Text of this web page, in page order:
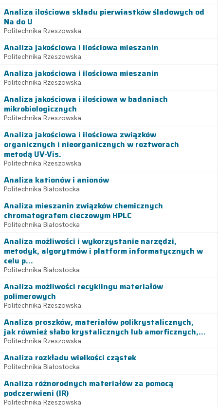
Analiza ilościowa składu pierwiastków śladowych od
Na do U
Politechnika Rzeszowska
Analiza jakościowa i ilościowa mieszanin
Politechnika Rzeszowska
Analiza jakościowa i ilościowa mieszanin
Politechnika Rzeszowska
Analiza jakościowa i ilościowa w badaniach
mikrobiologicznych
Politechnika Rzeszowska
Analiza jakościowa i ilościowa związków
organicznych i nieorganicznych w roztworach
metodą UV-Vis.
Politechnika Rzeszowska
Analiza kationów i anionów
Politechnika Białostocka
Analiza mieszanin związków chemicznych
chromatografem cieczowym HPLC
Politechnika Białostocka
Analiza możliwości i wykorzystanie narzędzi,
metodyk, algorytmów i platform informatycznych w
celu p...
Politechnika Białostocka
Analiza możliwości recyklingu materiałów
polimerowych
Politechnika Rzeszowska
Analiza proszków, materiałów polikrystalicznych,
jak również słabo krystalicznych lub amorficznych,...
Politechnika Rzeszowska
Analiza rozkładu wielkości cząstek
Politechnika Białostocka
Analiza różnorodnych materiałów za pomocą
podczerwieni (IR)
Politechnika Rzeszowska